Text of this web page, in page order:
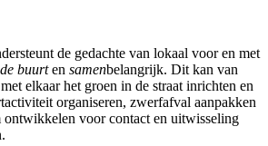
de gedachte van lokaal voor en met
buurten samenbelangrijk. Dit kan van
elkaar het groen in de straat inrichten en
organiseren, zwerfafval aanpakken
voor contact en uitwisseling